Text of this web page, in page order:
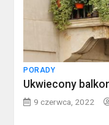
PORADY
Ukwiecony
9 czerwca, 2022